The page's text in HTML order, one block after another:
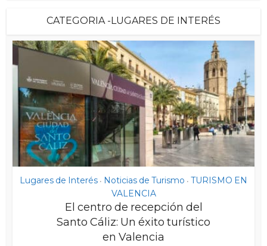
CATEGORIA -LUGARES DE INTERÉS
Lugares de Interés • Noticias de Turismo • TURISMO EN
VALENCIA
El centro de recepción del
Santo Cáliz: Un éxito turístico
en Valencia